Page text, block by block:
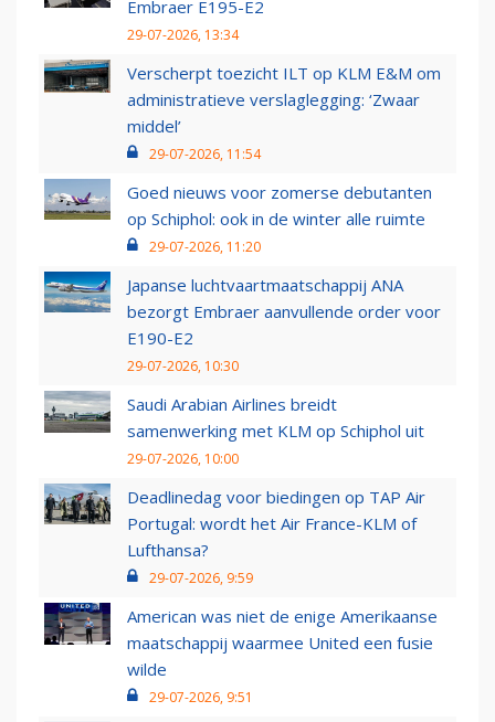
Embraer E195-E2
29-07-2026, 13:34
Verscherpt toezicht ILT op KLM E&M om
administratieve verslaglegging: ‘Zwaar
middel’
29-07-2026, 11:54
Goed nieuws voor zomerse debutanten
op Schiphol: ook in de winter alle ruimte
29-07-2026, 11:20
Japanse luchtvaartmaatschappij ANA
bezorgt Embraer aanvullende order voor
E190-E2
29-07-2026, 10:30
Saudi Arabian Airlines breidt
samenwerking met KLM op Schiphol uit
29-07-2026, 10:00
Deadlinedag voor biedingen op TAP Air
Portugal: wordt het Air France-KLM of
Lufthansa?
29-07-2026, 9:59
American was niet de enige Amerikaanse
maatschappij waarmee United een fusie
wilde
29-07-2026, 9:51